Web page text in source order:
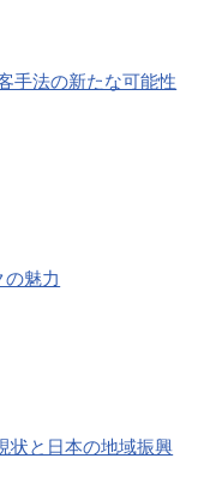
手法の新たな可能性
魅力
状と日本の地域振興